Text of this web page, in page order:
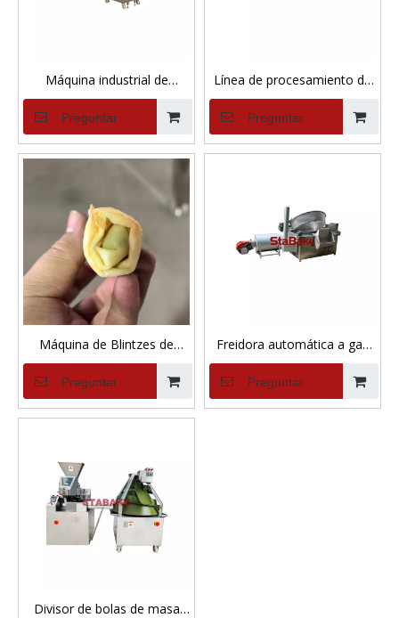
Máquina industrial de
procesamiento de pelado de
cebolla, equipo de corte y
pelado de raíz de cebolla
Preguntar
Línea de procesamiento de
clasificación, lavado y
secado de pasas
Preguntar
Máquina de Blintzes de
Queso
Preguntar
Freidora automática a gas
para freír por lotes
Preguntar
Divisor de bolas de masa